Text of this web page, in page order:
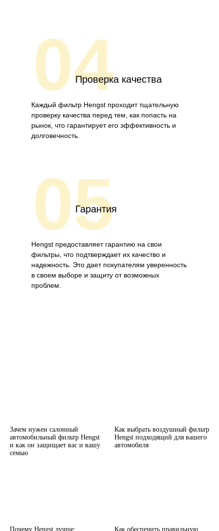
04Проверка качества
Каждый фильтр Hengst проходит тщательную
проверку качества перед тем, как попасть на
рынок, что гарантирует его эффективность и
долговечность.
05
Гарантия
Hengst предоставляет гарантию на свои
фильтры, что подтверждает их качество и
надежность. Это дает покупателям уверенность
в своем выборе и защиту от возможных
проблем.
Зачем нужен салонный
автомобильный фильтр Hengst
и как он защищает вас и вашу
семью
Как выбрать воздушный фильтр
Hengst подходящий для вашего
автомобиля
Почему Hengst лучше: Как обеспечить правильную